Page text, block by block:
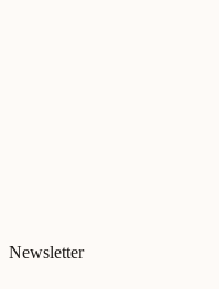
Newsletter